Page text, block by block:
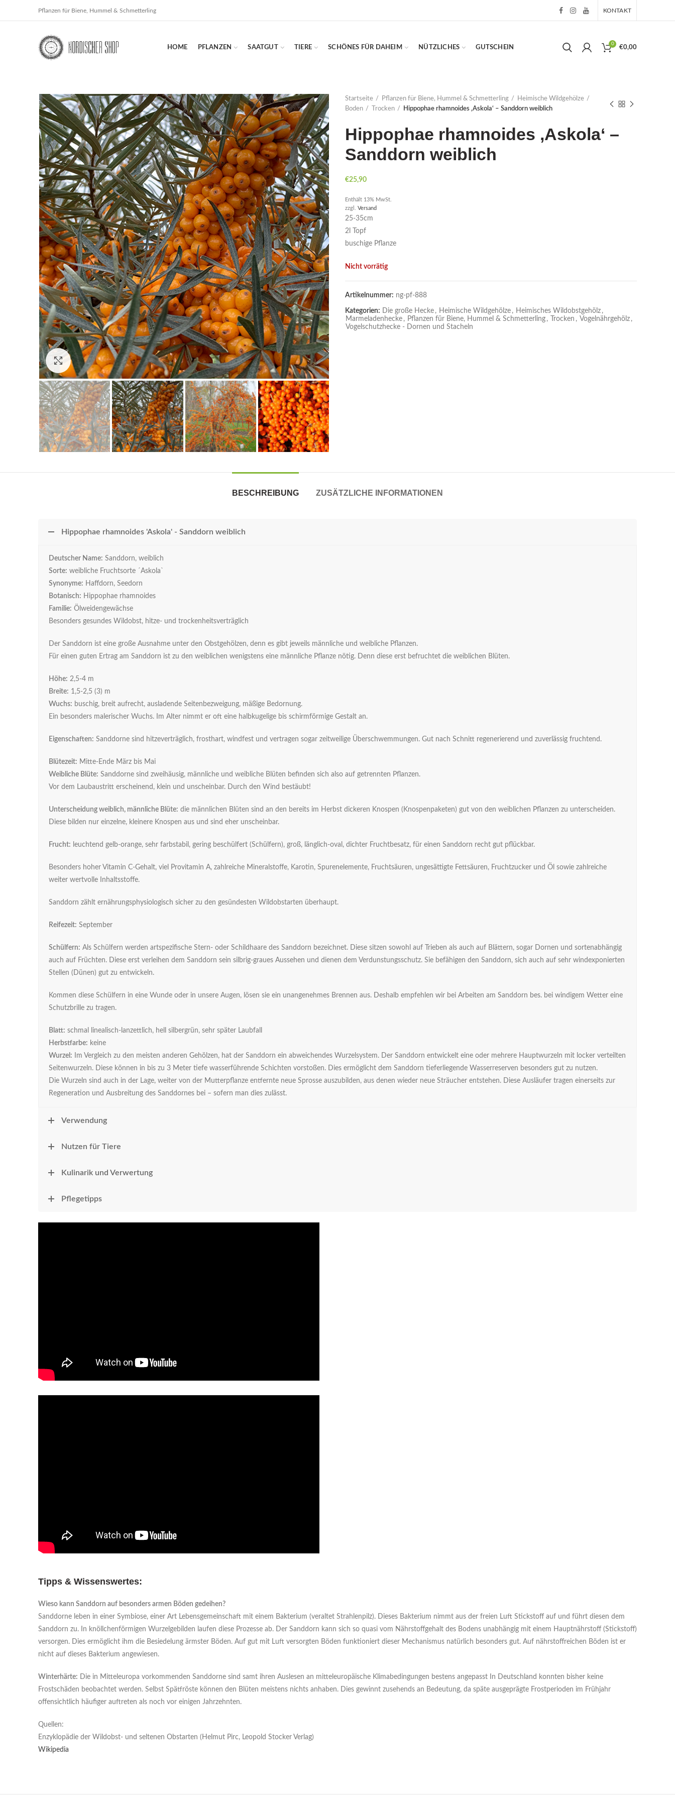
Pflanzen für Biene, Hummel & Schmetterling KONTAKT
HOME PFLANZEN SAATGUT TIERE SCHÖNES FÜR DAHEIM NÜTZLICHES GUTSCHEIN
0
€0,00
Click to enlarge
Startseite Pflanzen für Biene, Hummel & Schmetterling
Heimische Wildgehölze
Boden
Trocken Hippophae rhamnoides ‚Askola‘ – Sanddorn weiblich
Hippophae rhamnoides ‚Askola‘ –
Sanddorn weiblich
€25,90
Enthält 13% MwSt.
zzgl. Versand
25-35cm
2l Topf
buschige Pflanze
Nicht vorrätig
Artikelnummer: ng-pf-888
Kategorien: Die große Hecke , Heimische Wildgehölze , Heimisches Wildobstgehölz ,
Marmeladenhecke , Pflanzen für Biene, Hummel & Schmetterling , Trocken , Vogelnährgehölz ,
Vogelschutzhecke - Dornen und Stacheln
BESCHREIBUNG ZUSÄTZLICHE INFORMATIONEN
Hippophae rhamnoides 'Askola' - Sanddorn weiblich
Deutscher Name: Sanddorn, weiblich
Sorte: weibliche Fruchtsorte ´Askola`
Synonyme: Haffdorn, Seedorn
Botanisch: Hippophae rhamnoides
Familie: Ölweidengewächse
Besonders gesundes Wildobst, hitze- und trockenheitsverträglich
Der Sanddorn ist eine große Ausnahme unter den Obstgehölzen, denn es gibt jeweils männliche und weibliche Pflanzen.
Für einen guten Ertrag am Sanddorn ist zu den weiblichen wenigstens eine männliche Pflanze nötig. Denn diese erst befruchtet die weiblichen Blüten.
Höhe: 2,5-4 m
Breite: 1,5-2,5 (3) m
Wuchs: buschig, breit aufrecht, ausladende Seitenbezweigung, mäßige Bedornung.
Ein besonders malerischer Wuchs. Im Alter nimmt er oft eine halbkugelige bis schirmförmige Gestalt an.
Eigenschaften: Sanddorne sind hitzeverträglich, frosthart, windfest und vertragen sogar zeitweilige Überschwemmungen. Gut nach Schnitt regenerierend und zuverlässig fruchtend.
Blütezeit: Mitte-Ende März bis Mai
Weibliche Blüte: Sanddorne sind zweihäusig, männliche und weibliche Blüten befinden sich also auf getrennten Pflanzen.
Vor dem Laubaustritt erscheinend, klein und unscheinbar. Durch den Wind bestäubt!
Unterscheidung weiblich, männliche Blüte: die männlichen Blüten sind an den bereits im Herbst dickeren Knospen (Knospenpaketen) gut von den weiblichen Pflanzen zu unterscheiden.
Diese bilden nur einzelne, kleinere Knospen aus und sind eher unscheinbar.
Frucht: leuchtend gelb-orange, sehr farbstabil, gering beschülfert (Schülfern), groß, länglich-oval, dichter Fruchtbesatz, für einen Sanddorn recht gut pflückbar.
Besonders hoher Vitamin C-Gehalt, viel Provitamin A, zahlreiche Mineralstoffe, Karotin, Spurenelemente, Fruchtsäuren, ungesättigte Fettsäuren, Fruchtzucker und Öl sowie zahlreiche
weiter wertvolle Inhaltsstoffe.
Sanddorn zählt ernährungsphysiologisch sicher zu den gesündesten Wildobstarten überhaupt.
Reifezeit: September
Schülfern: Als Schülfern werden artspezifische Stern- oder Schildhaare des Sanddorn bezeichnet. Diese sitzen sowohl auf Trieben als auch auf Blättern, sogar Dornen und sortenabhängig
auch auf Früchten. Diese erst verleihen dem Sanddorn sein silbrig-graues Aussehen und dienen dem Verdunstungsschutz. Sie befähigen den Sanddorn, sich auch auf sehr windexponierten
Stellen (Dünen) gut zu entwickeln.
Kommen diese Schülfern in eine Wunde oder in unsere Augen, lösen sie ein unangenehmes Brennen aus. Deshalb empfehlen wir bei Arbeiten am Sanddorn bes. bei windigem Wetter eine
Schutzbrille zu tragen.
Blatt: schmal linealisch-lanzettlich, hell silbergrün, sehr später Laubfall
Herbstfarbe: keine
Wurzel: Im Vergleich zu den meisten anderen Gehölzen, hat der Sanddorn ein abweichendes Wurzelsystem. Der Sanddorn entwickelt eine oder mehrere Hauptwurzeln mit locker verteilten
Seitenwurzeln. Diese können in bis zu 3 Meter tiefe wasserführende Schichten vorstoßen. Dies ermöglicht dem Sanddorn tieferliegende Wasserreserven besonders gut zu nutzen.
Die Wurzeln sind auch in der Lage, weiter von der Mutterpflanze entfernte neue Sprosse auszubilden, aus denen wieder neue Sträucher entstehen. Diese Ausläufer tragen einerseits zur
Regeneration und Ausbreitung des Sanddornes bei – sofern man dies zulässt.
Verwendung
Nutzen für Tiere
Kulinarik und Verwertung
Pflegetipps
Tipps & Wissenswertes:
Wieso kann Sanddorn auf besonders armen Böden gedeihen?
Sanddorne leben in einer Symbiose, einer Art Lebensgemeinschaft mit einem Bakterium (veraltet Strahlenpilz). Dieses Bakterium nimmt aus der freien Luft Stickstoff auf und führt diesen dem
Sanddorn zu. In knöllchenförmigen Wurzelgebilden laufen diese Prozesse ab. Der Sanddorn kann sich so quasi vom Nährstoffgehalt des Bodens unabhängig mit einem Hauptnährstoff (Stickstoff)
versorgen. Dies ermöglicht ihm die Besiedelung ärmster Böden. Auf gut mit Luft versorgten Böden funktioniert dieser Mechanismus natürlich besonders gut. Auf nährstoffreichen Böden ist er
nicht auf dieses Bakterium angewiesen.
Winterhärte: Die in Mitteleuropa vorkommenden Sanddorne sind samt ihren Auslesen an mitteleuropäische Klimabedingungen bestens angepasst In Deutschland konnten bisher keine
Frostschäden beobachtet werden. Selbst Spätfröste können den Blüten meistens nichts anhaben. Dies gewinnt zusehends an Bedeutung, da späte ausgeprägte Frostperioden im Frühjahr
offensichtlich häufiger auftreten als noch vor einigen Jahrzehnten.
Quellen:
Enzyklopädie der Wildobst- und seltenen Obstarten (Helmut Pirc, Leopold Stocker Verlag)
Wikipedia